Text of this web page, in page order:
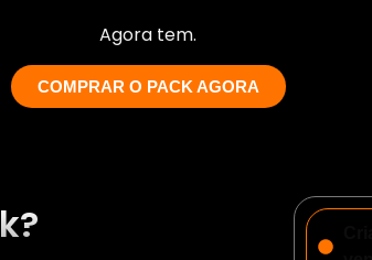
Agora tem.
COMPRAR O PACK AGORA